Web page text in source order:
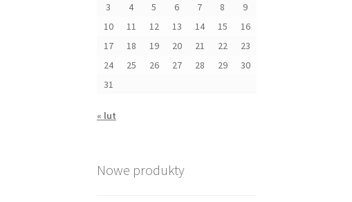
3
4 5 6 7 8
9
10
11 12 13 14 15
16
17
18 19 20 21 22
23
24
25 26 27 28 29
30
31
« lut
Nowe produkty